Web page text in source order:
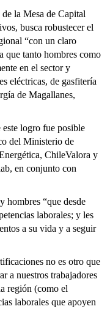
la Mesa de Capital
busca robustecer el
“con un claro
que tanto hombres como
en el sector y
eléctricas, de gasfitería
de Magallanes,
logro fue posible
del Ministerio de
ChileValora y
en conjunto con
hombres “que desde
laborales; y les
a su vida y a seguir
no es otro que
a nuestros trabajadores
región (como el
laborales que apoyen